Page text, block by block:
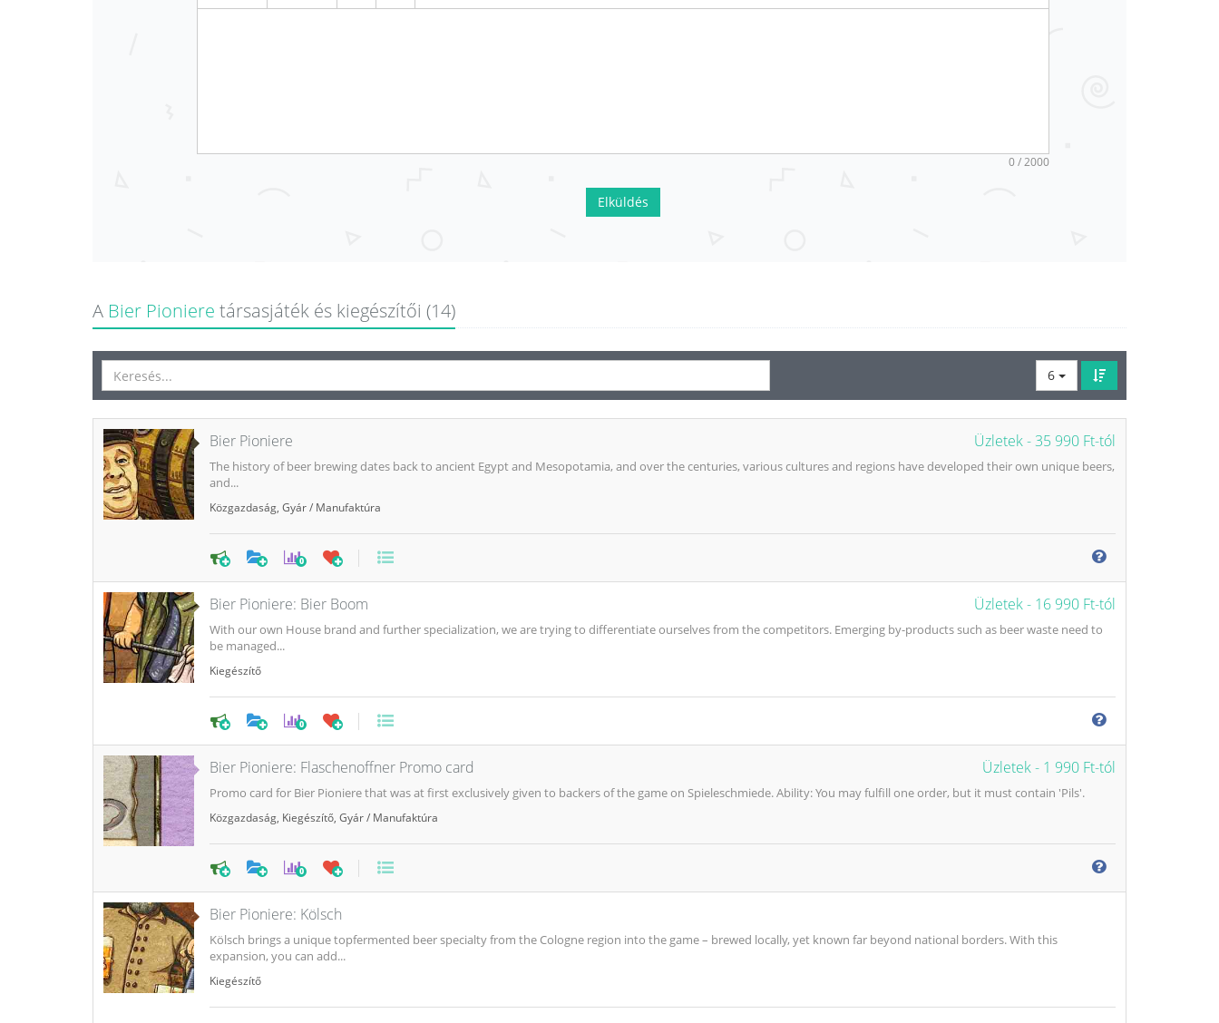
0 / 2000
Elküldés
A Bier Pioniere társasjáték és kiegészítői (14)
6
Üzletek -35 990 Ft-tól
Bier Pioniere
The history of beer brewing dates back to ancient Egypt and Mesopotamia, and over the centuries, various cultures and regions have developed their own unique beers,
and...
Közgazdaság Gyár / Manufaktúra
0
Üzletek - 16 990 Ft-tól
Bier Pioniere: Bier Boom
With our own House brand and further specialization, we are trying to differentiate ourselves from the competitors. Emerging by-products such as beer waste need to
be managed...
Kiegészítő
0
Üzletek - 1 990 Ft-tól
Bier Pioniere: Flaschenoffner Promo card
Promo card for Bier Pioniere that was at first exclusively given to backers of the game on Spieleschmiede. Ability: You may fulfill one order, but it must contain 'Pils'.
Közgazdaság Kiegészítő Gyár / Manufaktúra
0
Bier Pioniere: Kölsch
Kölsch brings a unique topfermented beer specialty from the Cologne region into the game – brewed locally, yet known far beyond national borders. With this
expansion, you can add...
Kiegészítő